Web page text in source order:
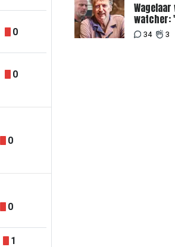
0
0
0
0
1
Wagelaar
watcher:
34 3